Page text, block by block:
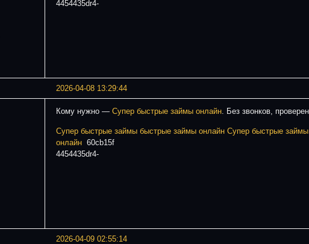
4454435dr4-
2026-04-08 13:29:44
Кому нужно — Супер быстрые займы онлайн . Без звонков,
Супер быстрые займы быстрые займы онлайн Супер быстрые
онлайн 60cb15f
4454435dr4-
2026-04-09 02:55:14